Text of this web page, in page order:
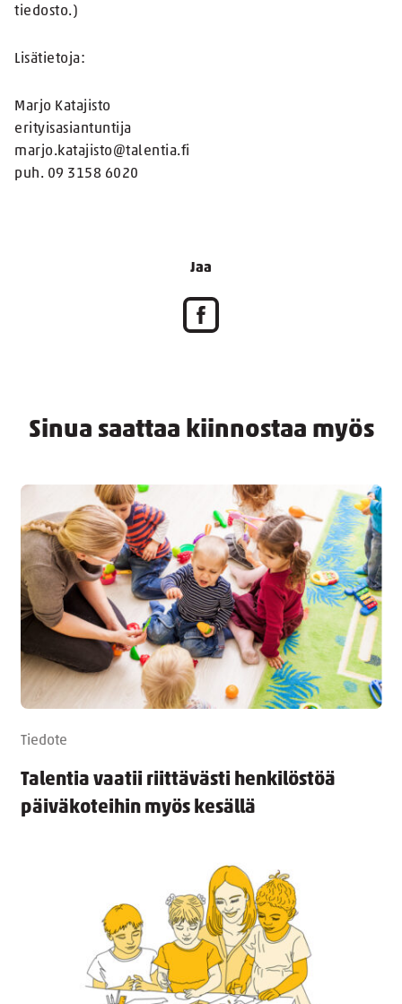
tiedosto.)
Lisätietoja:
Marjo Katajisto
erityisasiantuntija
marjo.katajisto@talentia.fi
puh. 09 3158 6020
Jaa
Sinua saattaa kiinnostaa myös
Tiedote
Talentia vaatii riittävästi henkilöstöä
päiväkoteihin myös kesällä